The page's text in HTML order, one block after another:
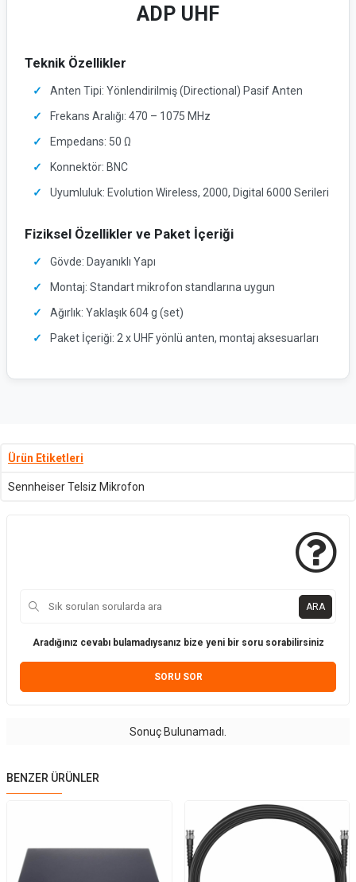
ADP UHF
Teknik Özellikler
Anten Tipi: Yönlendirilmiş (Directional) Pasif Anten
Frekans Aralığı: 470 – 1075 MHz
Empedans: 50 Ω
Konnektör: BNC
Uyumluluk: Evolution Wireless, 2000, Digital 6000 Serileri
Fiziksel Özellikler ve Paket İçeriği
Gövde: Dayanıklı Yapı
Montaj: Standart mikrofon standlarına uygun
Ağırlık: Yaklaşık 604 g (set)
Paket İçeriği: 2 x UHF yönlü anten, montaj aksesuarları
Ürün Etiketleri
Sennheiser Telsiz Mikrofon
ARA
Aradığınız cevabı bulamadıysanız bize yeni bir soru sorabilirsiniz
SORU SOR
Sonuç Bulunamadı.
BENZER ÜRÜNLER